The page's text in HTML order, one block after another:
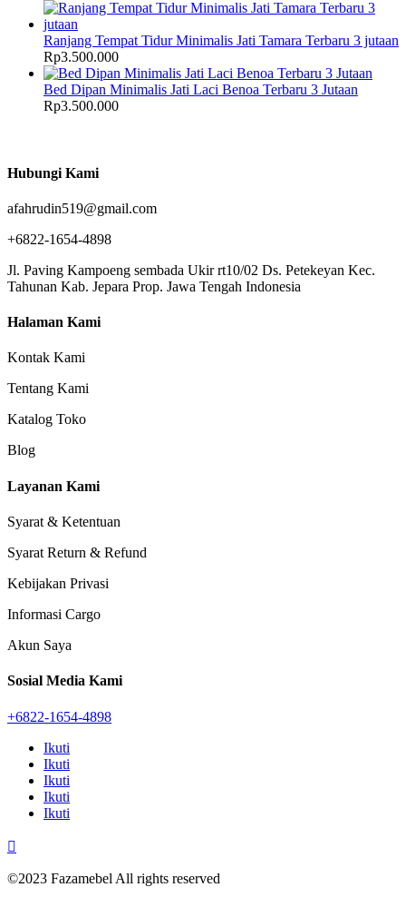
Ranjang Tempat Tidur Minimalis Jati Tamara Terbaru 3 jutaan
Rp3.500.000
Bed Dipan Minimalis Jati Laci Benoa Terbaru 3 Jutaan
Rp3.500.000
Hubungi Kami
afahrudin519@gmail.com
+6822-1654-4898
Jl. Paving Kampoeng sembada Ukir rt10/02 Ds. Petekeyan Kec.
Tahunan Kab. Jepara Prop. Jawa Tengah Indonesia
Halaman Kami
Kontak Kami
Tentang Kami
Katalog Toko
Blog
Layanan Kami
Syarat & Ketentuan
Syarat Return & Refund
Kebijakan Privasi
Informasi Cargo
Akun Saya
Sosial Media Kami
+6822-1654-4898
Ikuti
Ikuti
Ikuti
Ikuti
Ikuti

©2023 Fazamebel All rights reserved